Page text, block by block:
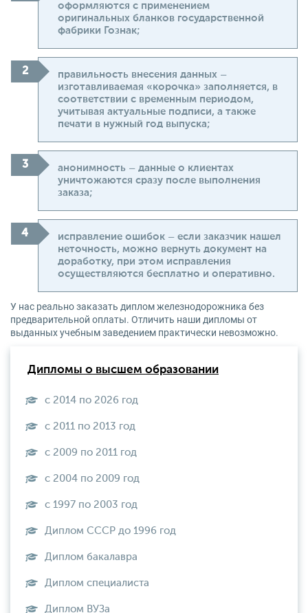
оформляются с применением
оригинальных бланков государственной
фабрики Гознак;
правильность внесения данных –
изготавливаемая «корочка» заполняется, в
соответствии с временным периодом,
учитывая актуальные подписи, а также
печати в нужный год выпуска;
анонимность – данные о клиентах
уничтожаются сразу после выполнения
заказа;
исправление ошибок – если заказчик нашел
неточность, можно вернуть документ на
доработку, при этом исправления
осуществляются бесплатно и оперативно.
У нас реально заказать диплом железнодорожника без
предварительной оплаты. Отличить наши дипломы от
выданных учебным заведением практически невозможно.
Дипломы о высшем образовании
с 2014 по 2026 год
с 2011 по 2013 год
с 2009 по 2011 год
с 2004 по 2009 год
с 1997 по 2003 год
Диплом СССР до 1996 год
Диплом бакалавра
Диплом специалиста
Диплом ВУЗа